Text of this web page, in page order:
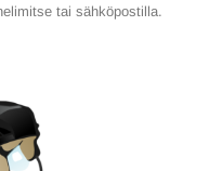
tai sähköpostilla.